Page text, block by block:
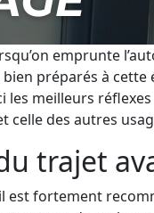
emprunte
préparés à
les meilleurs
des autres
trajet
est fortement